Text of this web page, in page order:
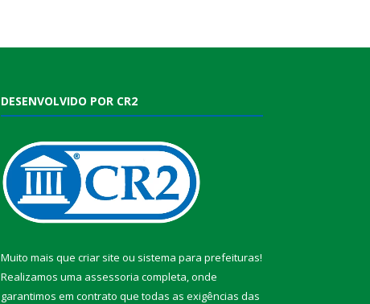
DESENVOLVIDO POR CR2
Muito mais que criar site ou sistema para prefeituras!
Realizamos uma assessoria completa, onde
garantimos em contrato que todas as exigências das